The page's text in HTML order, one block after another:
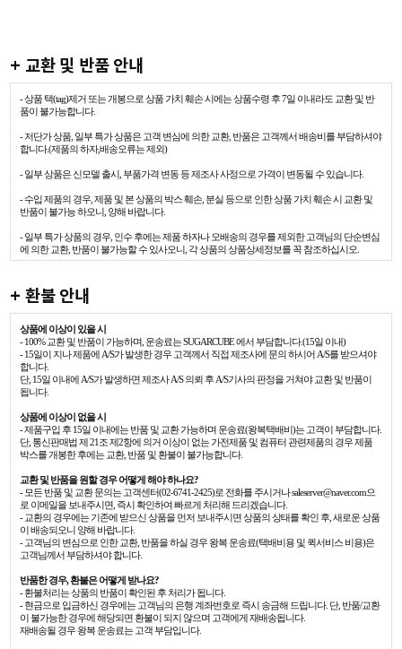
+ 교환 및 반품 안내
- 상품 택(tag)제거 또는 개봉으로 상품 가치 훼손 시에는 상품수령 후 7일 이내라도 교환 및 반
품이 불가능합니다.
- 저단가 상품, 일부 특가 상품은 고객 변심에 의한 교환, 반품은 고객께서 배송비를 부담하셔야
합니다.(제품의 하자,배송오류는 제외)
- 일부 상품은 신모델 출시, 부품가격 변동 등 제조사 사정으로 가격이 변동될 수 있습니다.
- 수입 제품의 경우, 제품 및 본 상품의 박스 훼손, 분실 등으로 인한 상품 가치 훼손 시 교환 및
반품이 불가능 하오니, 양해 바랍니다.
- 일부 특가 상품의 경우, 인수 후에는 제품 하자나 오배송의 경우를 제외한 고객님의 단순변심
에 의한 교환, 반품이 불가능할 수 있사오니, 각 상품의 상품상세정보를 꼭 참조하십시오.
+ 환불 안내
상품에 이상이 있을 시
- 100% 교환 및 반품이 가능하며, 운송료는 SUGARCUBE 에서 부담합니다.(15일 이내)
- 15일이 지나 제품에 A/S가 발생한 경우 고객께서 직접 제조사에 문의 하시어 A/S를 받으셔야
합니다.
단, 15일 이내에 A/S가 발생하면 제조사 A/S 의뢰 후 A/S기사의 판정을 거쳐야 교환 및 반품이
됩니다.
상품에 이상이 없을 시
- 제품구입 후 15일 이내에는 반품 및 교환 가능하며 운송료(왕복택배비)는 고객이 부담합니다.
단, 통신판매법 제 21조 제2항에 의거 이상이 없는 가전제품 및 컴퓨터 관련제품의 경우 제품
박스를 개봉한 후에는 교환, 반품 및 환불이 불가능합니다.
교환 및 반품을 원할 경우 어떻게 해야 하나요?
- 모든 반품 및 교환 문의는 고객센터(02-6741-2425)로 전화를 주시거나 saleserver@naver.com으
로 이메일을 보내주시면, 즉시 확인하여 빠르게 처리해 드리겠습니다.
- 교환의 경우에는 기존에 받으신 상품을 먼저 보내주시면 상품의 상태를 확인 후, 새로운 상품
이 배송되오니 양해 바랍니다.
- 고객님의 변심으로 인한 교환, 반품을 하실 경우 왕복 운송료(택배비용 및 퀵서비스 비용)은
고객님께서 부담하셔야 합니다.
반품한 경우, 환불은 어떻게 받나요?
- 환불처리는 상품의 반품이 확인된 후 처리가 됩니다.
- 현금으로 입금하신 경우에는 고객님의 은행 계좌번호로 즉시 송금해 드립니다. 단, 반품/교환
이 불가능한 경우에 해당되면 환불이 되지 않으며 고객에게 재배송됩니다.
재배송될 경우 왕복 운송료는 고객 부담입니다.